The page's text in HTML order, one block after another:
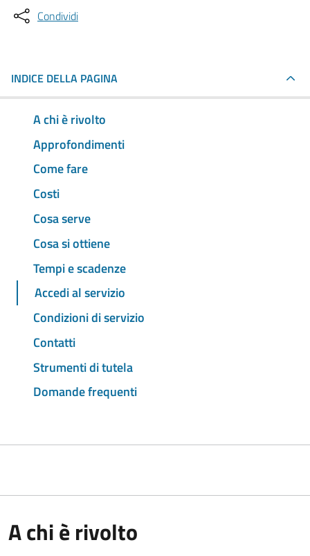
Condividi
INDICE DELLA PAGINA
A chi è rivolto
Approfondimenti
Come fare
Costi
Cosa serve
Cosa si ottiene
Tempi e scadenze
Accedi al servizio
Condizioni di servizio
Contatti
Strumenti di tutela
Domande frequenti
A chi è rivolto